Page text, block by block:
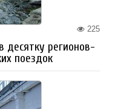
225
десятку регионов-
поездок